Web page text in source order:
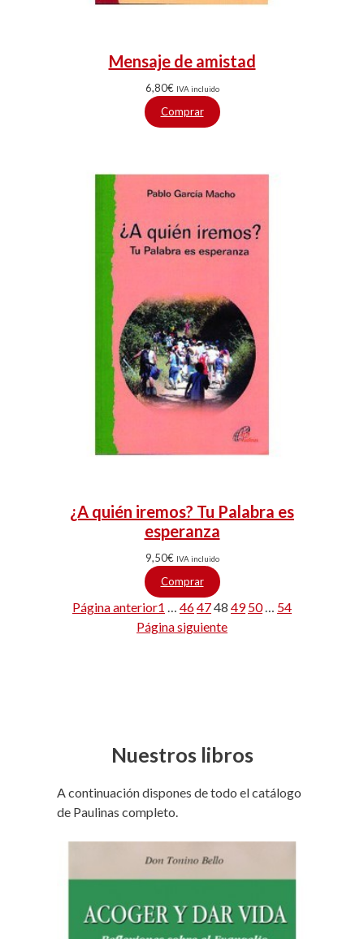
Mensaje de amistad
6,80€ IVA incluido
Comprar
¿A quién iremos? Tu Palabra es
esperanza
9,50€ IVA incluido
Comprar
Página anterior1 464748 49 50
54
Página siguiente
Nuestros libros
A continuación dispones de todo el catálogo
de Paulinas completo.